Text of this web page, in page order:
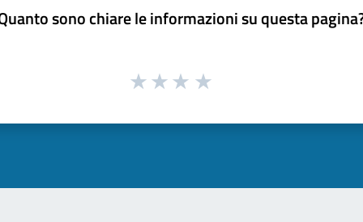
sono chiare le informazioni su questa